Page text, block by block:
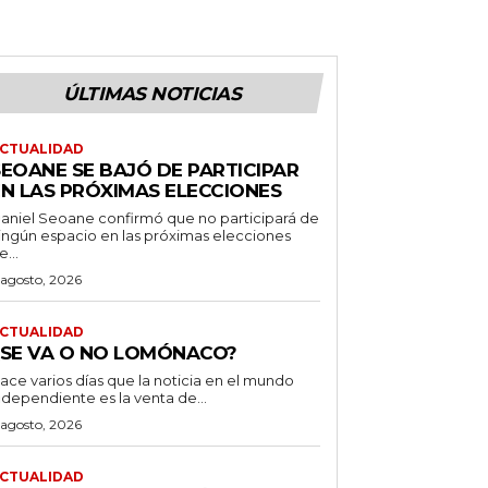
ÚLTIMAS NOTICIAS
SE BAJÓ DE PARTICIPAR
LAS PRÓXIMAS ELECCIONES
Seoane confirmó que no participará de
espacio en las próximas elecciones
2026
VA O NO LOMÓNACO?
varios días que la noticia en el mundo
es la venta de...
2026